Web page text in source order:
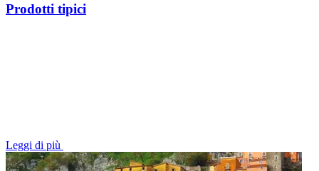
Prodotti tipici
Leggi di più